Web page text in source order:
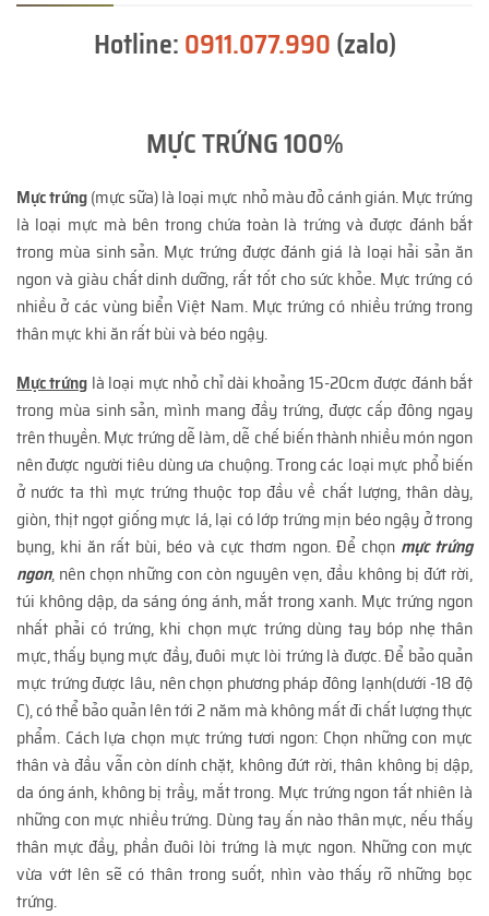
Hotline:0911.077.990(zalo)
MỰC TRỨNG 100%
Mực trứng(mực sữa) là loại mực nhỏ màu đỏ cánh gián. Mực trứng
là loại mực mà bên trong chứa toàn là trứng và được đánh bắt
trong mùa sinh sản. Mực trứng được đánh giá là loại hải sản ăn
ngon và giàu chất dinh dưỡng, rất tốt cho sức khỏe. Mực trứng có
nhiều ở các vùng biển Việt Nam. Mực trứng có nhiều trứng trong
thân mực khi ăn rất bùi và béo ngậy.
Mực trứng là loại mực nhỏ chỉ dài khoảng 15-20cm được đánh bắt
trong mùa sinh sản, mình mang đầy trứng, được cấp đông ngay
trên thuyền. Mực trứng dễ làm, dễ chế biến thành nhiều món ngon
nên được người tiêu dùng ưa chuộng. Trong các loại mực phổ biến
ở nước ta thì mực trứng thuộc top đầu về chất lượng, thân dày,
giòn, thịt ngọt giống mực lá, lại có lớp trứng mịn béo ngậy ở trong
bụng, khi ăn rất bùi, béo và cực thơm ngon. Để chọn mực trứng
ngon, nên chọn những con còn nguyên vẹn, đầu không bị đứt rời,
túi không dập, da sáng óng ánh, mắt trong xanh. Mực trứng ngon
nhất phải có trứng, khi chọn mực trứng dùng tay bóp nhẹ thân
mực, thấy bụng mực đầy, đuôi mực lòi trứng là được. Để bảo quản
mực trứng được lâu, nên chọn phương pháp đông lạnh(dưới -18 độ
C), có thể bảo quản lên tới 2 năm mà không mất đi chất lượng thực
phẩm. Cách lựa chọn mực trứng tươi ngon: Chọn những con mực
thân và đầu vẫn còn dính chặt, không đứt rời, thân không bị dập,
da óng ánh, không bị trầy, mắt trong. Mực trứng ngon tất nhiên là
những con mực nhiều trứng. Dùng tay ấn nào thân mực, nếu thấy
thân mực đầy, phần đuôi lòi trứng là mực ngon. Những con mực
vừa vớt lên sẽ có thân trong suốt, nhìn vào thấy rõ những bọc
trứng.